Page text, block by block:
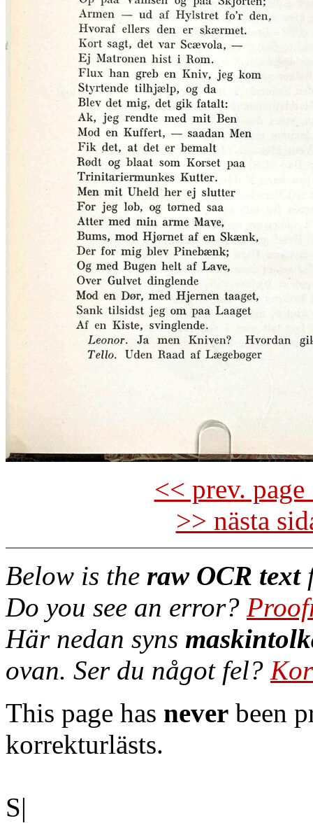
<< prev.
>> nästa
Below is the raw OCR text
Do you see an error?
Här nedan syns
ovan. Ser du något fel?
This page has never been
korrekturlästs.
S|